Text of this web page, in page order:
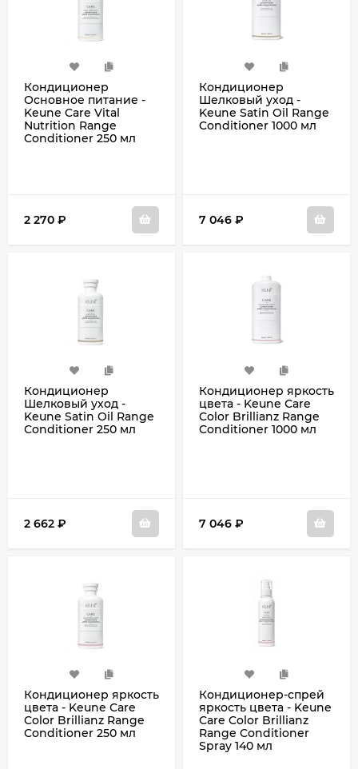
Кондиционер
Основное питание -
Keune Care Vital
Nutrition Range
Conditioner 250 мл
2 270 ₽
Кондиционер
Шелковый уход -
Keune Satin Oil Range
Conditioner 1000 мл
7 046 ₽
Кондиционер
Шелковый уход -
Keune Satin Oil Range
Conditioner 250 мл
2 662 ₽
Кондиционер яркость
цвета - Keune Сare
Color Brillianz Range
Conditioner 1000 мл
7 046 ₽
Кондиционер яркость
цвета - Keune Сare
Color Brillianz Range
Conditioner 250 мл
Кондиционер-спрей
яркость цвета - Keune
Сare Color Brillianz
Range Conditioner
Spray 140 мл